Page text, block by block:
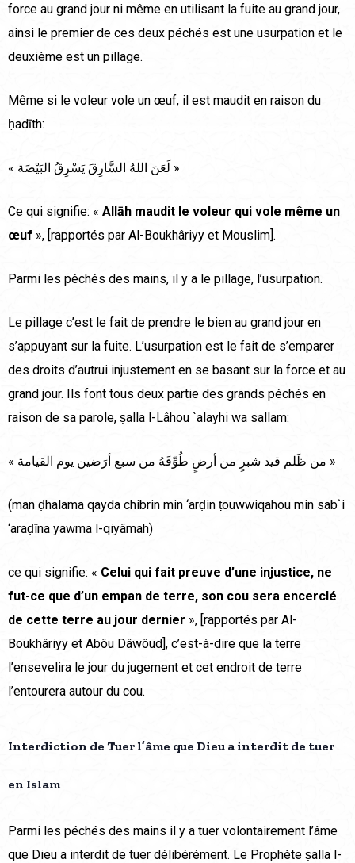
force au grand jour ni même en utilisant la fuite au grand jour,
ainsi le premier de ces deux péchés est une usurpation et le
deuxième est un pillage.
Même si le voleur vole un œuf, il est maudit en raison du
ḥadīth:
« لَعَنَ اللهُ السَّارِقَ يَسْرِقُ البَيْضَة »
Ce qui signifie: « Allāh maudit le voleur qui vole même un
œuf », [rapportés par Al-Boukhâriyy et Mouslim].
Parmi les péchés des mains, il y a le pillage, l’usurpation.
Le pillage c’est le fait de prendre le bien au grand jour en
s’appuyant sur la fuite. L’usurpation est le fait de s’emparer
des droits d’autrui injustement en se basant sur la force et au
grand jour. Ils font tous deux partie des grands péchés en
raison de sa parole, ṣalla l-Lâhou `alayhi wa sallam:
« من ظَلم قيد شبرٍ من أرضٍ طُوِّقَهُ من سبع أرَضين يوم القيامة »
(man ḍhalama qayda chibrin min ‘arḍin ṭouwwiqahou min sab`i
‘araḍîna yawma l-qiyâmah)
ce qui signifie: « Celui qui fait preuve d’une injustice, ne
fut-ce que d’un empan de terre, son cou sera encerclé
de cette terre au jour dernier », [rapportés par Al-
Boukhâriyy et Abôu Dâwôud], c’est-à-dire que la terre
l’ensevelira le jour du jugement et cet endroit de terre
l’entourera autour du cou.
Interdiction de Tuer l’âme que Dieu a interdit de tuer
en Islam
Parmi les péchés des mains il y a tuer volontairement l’âme
que Dieu a interdit de tuer délibérément. Le Prophète ṣalla l-